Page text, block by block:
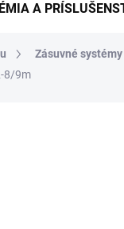
A
Zásuvné systémy
8/9m